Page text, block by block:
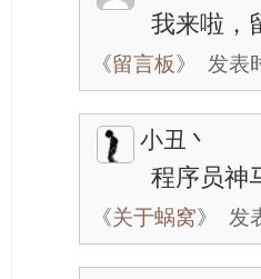
我来啦，
《留言板》 发表
小丑丶
程序员神
《关于蜗窝》 发